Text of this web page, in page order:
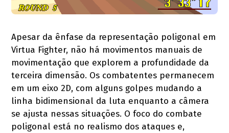
Apesar da ênfase da representação poligonal em
Virtua Fighter, não há movimentos manuais de
movimentação que explorem a profundidade da
terceira dimensão. Os combatentes permanecem
em um eixo 2D, com alguns golpes mudando a
linha bidimensional da luta enquanto a câmera
se ajusta nessas situações. O foco do combate
poligonal está no realismo dos ataques e,